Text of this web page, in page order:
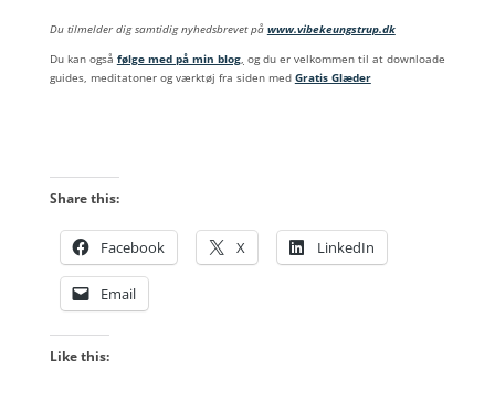
Du tilmelder dig samtidig nyhedsbrevet på www.vibekeungstrup.dk
Du kan også følge med på min blog, og du er velkommen til at downloade
guides, meditatoner og værktøj fra siden med Gratis Glæder
Share this:
Facebook X LinkedIn
Email
Like this: